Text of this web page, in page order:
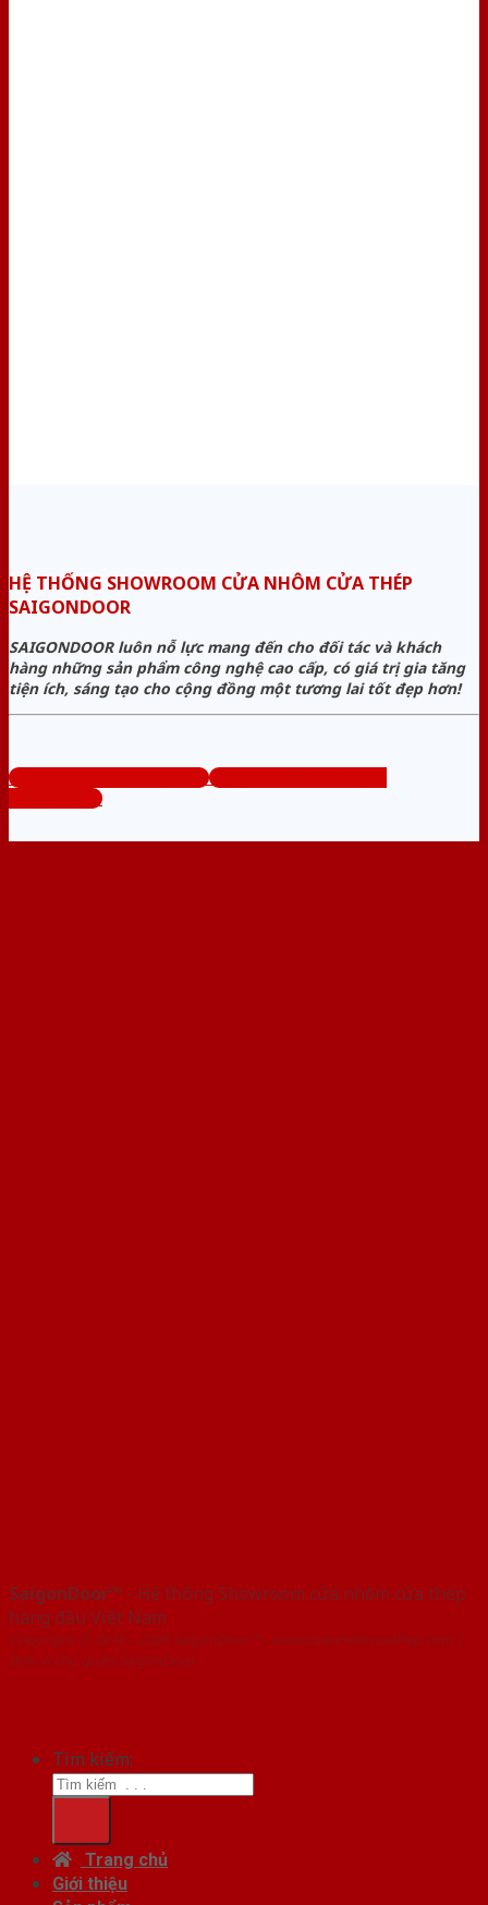
HỆ THỐNG SHOWROOM CỬA NHÔM CỬA THÉP
SAIGONDOOR
SAIGONDOOR luôn nỗ lực mang đến cho đối tác và khách
hàng những sản phẩm công nghệ cao cấp, có giá trị gia tăng
tiện ích, sáng tạo cho cộng đồng một tương lai tốt đẹp hơn!
www.cuanhomcuathep.com
Tổng đài tư vấn miễn phí:
0824.400.400
SaigonDoor™ - Hệ thống Showroom cửa nhôm cửa thép
hàng đầu Việt Nam
Copyright ⓒ 2016 – 2026 SaigonDoor™ - www.cuanhomcuathep.com |
Đơn vị chủ quản SaigonDoor
Tìm kiếm:
Trang chủ
Giới thiệu